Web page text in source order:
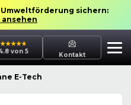
sichern:
von 5 Kontakt
E-Tech